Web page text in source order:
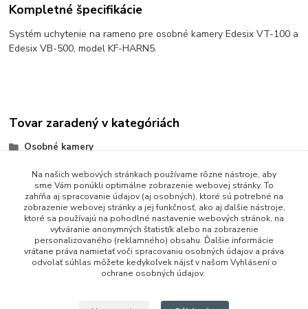
Kompletné špecifikácie
Systém uchytenie na rameno pre osobné kamery Edesix VT-100 a
Edesix VB-500, model KF-HARN5.
Tovar zaradený v kategóriách
Osobné kamery
+421 948 229 224
Na našich webových stránkach používame rôzne nástroje, aby
sme Vám ponúkli optimálne zobrazenie webovej stránky. To
zahŕňa aj spracovanie údajov (aj osobných), ktoré sú potrebné na
zobrazenie webovej stránky a jej funkčnosť, ako aj ďalšie nástroje,
ktoré sa používajú na pohodlné nastavenie webových stránok, na
vytváranie anonymných štatistík alebo na zobrazenie
personalizovaného (reklamného) obsahu. Ďalšie informácie
vrátane práva namietať voči spracovaniu osobných údajov a práva
odvolať súhlas môžete kedykoľvek nájsť v našom Vyhlásení o
ochrane osobných údajov.